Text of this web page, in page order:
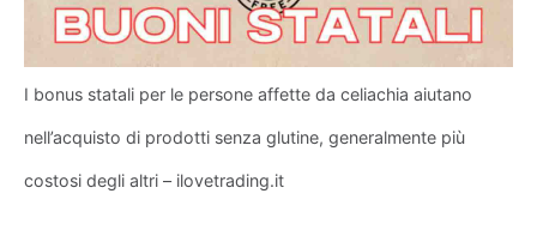
I bonus statali per le persone affette da celiachia aiutano
nell’acquisto di prodotti senza glutine, generalmente più
costosi degli altri – ilovetrading.it